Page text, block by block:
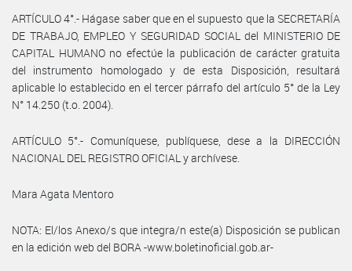
ARTÍCULO 4°.- Hágase saber que en el supuesto que la SECRETARÍA
DE TRABAJO, EMPLEO Y SEGURIDAD SOCIAL del MINISTERIO DE
CAPITAL HUMANO no efectúe la publicación de carácter gratuita
del instrumento homologado y de esta Disposición, resultará
aplicable lo establecido en el tercer párrafo del artículo 5° de la Ley
N° 14.250 (t.o. 2004).
ARTÍCULO 5°.- Comuníquese, publíquese, dese a la DIRECCIÓN
NACIONAL DEL REGISTRO OFICIAL y archívese.
Mara Agata Mentoro
NOTA: El/los Anexo/s que integra/n este(a) Disposición se publican
en la edición web del BORA -www.boletinoficial.gob.ar-